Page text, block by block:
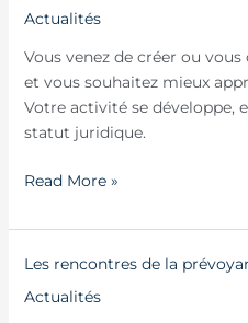
Actualités
Vous venez de créer ou
et vous souhaitez mieux
Votre activité se développe,
statut juridique.
est
meilleur
statut
social
pour
dirigeant ?
Read More »
Les rencontres de la
Actualités
Les
rencontres